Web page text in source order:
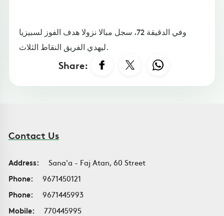
وفي الدقيقة 72، سجل مبالا نزولا هدف الفوز لسبيزيا
ليهدي الفريق النقاط الثلاث.
Share:
Contact Us
Address:
Sana'a - Faj Atan, 60 Street
Phone:
9671450121
Phone:
9671445993
Mobile:
770445995